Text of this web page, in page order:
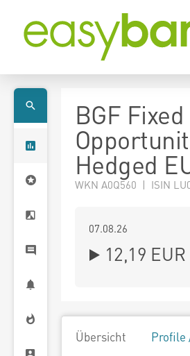
BGF
Hedged
WKN A0Q560 | ISIN
07.08.26
12,19 EUR
Übersicht Profile